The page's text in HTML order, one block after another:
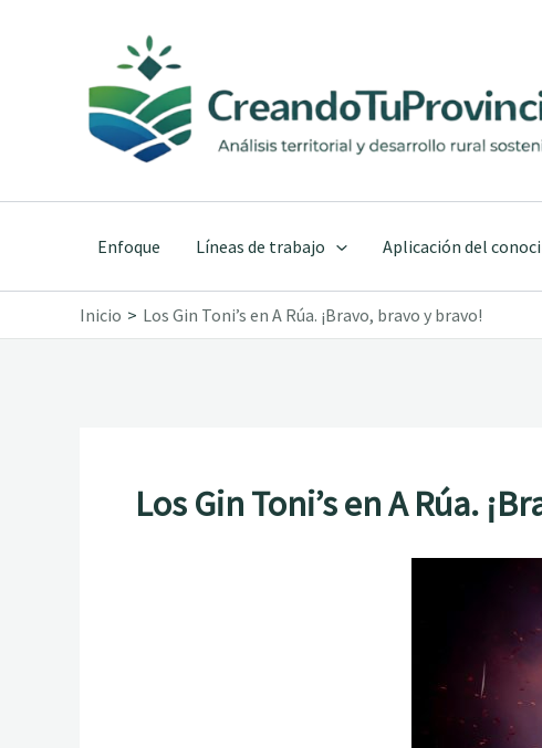
contenido
Enfoque Líneas de trabajo Aplicación del
Inicio Los Gin Toni’s en A Rúa. ¡Bravo, bravo y bravo!
Los Gin Toni’s en A Rúa.